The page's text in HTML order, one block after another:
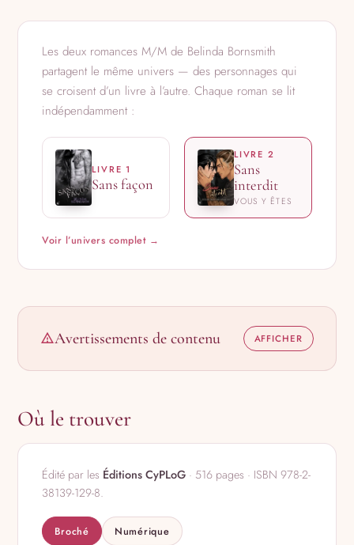
Les deux romances M/M de Belinda Bornsmith
partagent le même univers — des personnages qui
se croisent d’un livre à l’autre. Chaque roman se lit
indépendamment :
LIVRE 1
Sans façon
LIVRE 2
Sans
interdit
VOUS Y ÊTES
Voir l’univers complet →
Avertissements de contenu
Où le trouver
Édité par les Éditions CyPLoG · 516 pages · ISBN 978-2-
38139-129-8.
Broché Numérique